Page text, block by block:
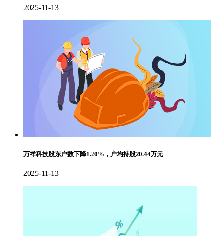
2025-11-13
万祥科技股东户数下降1.20%，户均持股20.44万元
2025-11-13